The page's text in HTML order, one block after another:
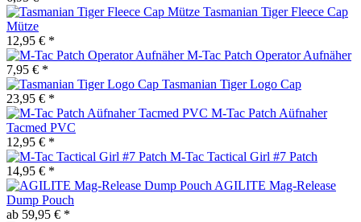
Tasmanian Tiger Fleece Cap
Mütze
12,95 € *
M-Tac Patch Operator Aufnäher
7,95 € *
Tasmanian Tiger Logo Cap
23,95 € *
M-Tac Patch Aüfnaher
Tacmed PVC
12,95 € *
M-Tac Tactical Girl #7 Patch
14,95 € *
AGILITE Mag-Release
Dump Pouch
ab 59,95 € *